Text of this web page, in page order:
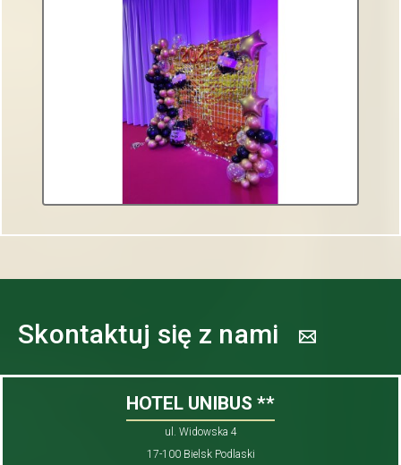
Skontaktuj się z nami
HOTEL UNIBUS **
ul. Widowska 4
17-100 Bielsk Podlaski